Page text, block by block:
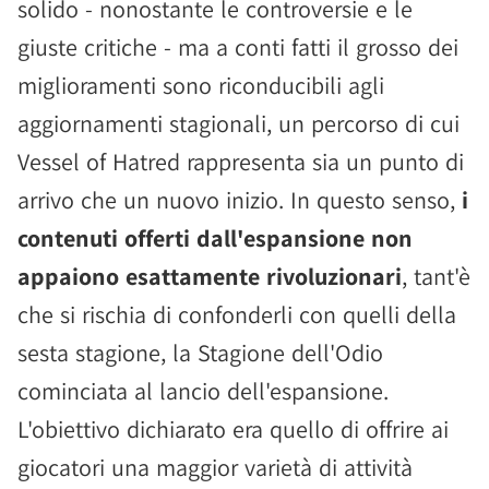
solido - nonostante le controversie e le
giuste critiche - ma a conti fatti il grosso dei
miglioramenti sono riconducibili agli
aggiornamenti stagionali, un percorso di cui
Vessel of Hatred rappresenta sia un punto di
arrivo che un nuovo inizio. In questo senso, i
contenuti offerti dall'espansione non
appaiono esattamente rivoluzionari, tant'è
che si rischia di confonderli con quelli della
sesta stagione, la Stagione dell'Odio
cominciata al lancio dell'espansione.
L'obiettivo dichiarato era quello di offrire ai
giocatori una maggior varietà di attività